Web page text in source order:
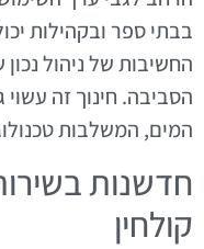
בבתי ספר ובקהילות
החשיבות של ניהול
הסביבה. חינוך זה
המים, המשלבות
חדשנות
קולחין